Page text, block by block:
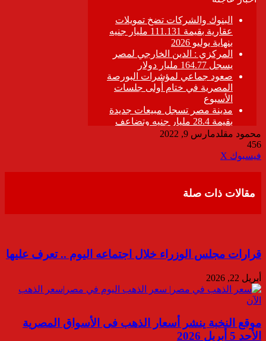
محمود مقلدمارس 9, 2022
456
فيسبوك ‫X
مقالات ذات صلة
قرارات مجلس الوزراء خلال اجتماعه اليوم .. تعرف عليها
أبريل 22, 2026
موقع النخبة ينشر أسعار الذهب فى الأسواق المصرية
الأحد 5 أبريل 2026